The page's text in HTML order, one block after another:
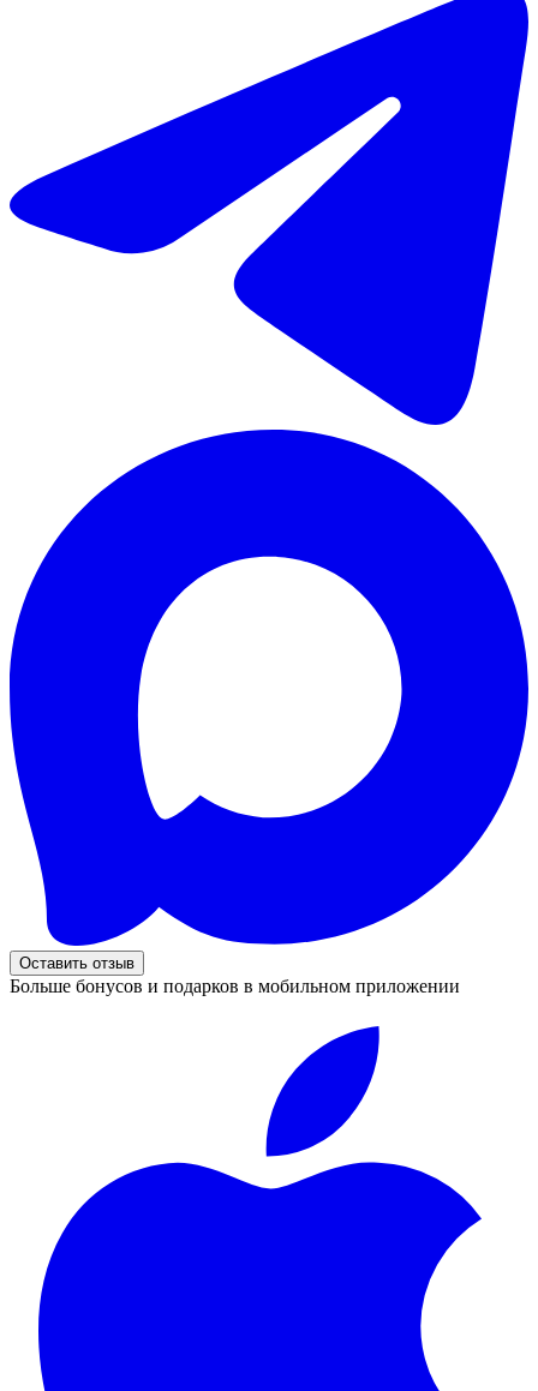
Оставить отзыв
Больше бонусов и подарков в мобильном приложении